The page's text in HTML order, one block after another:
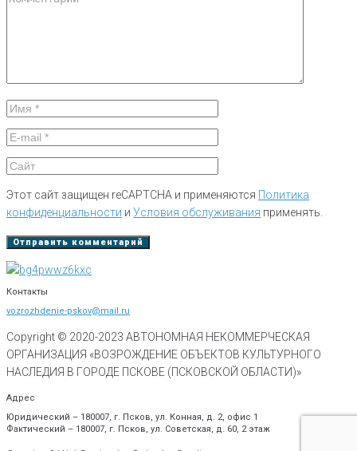
Этот сайт защищен reCAPTCHA и применяются Политика
конфиденциальности и Условия обслуживания применять.
Контакты
vozrozhdenie-pskov@mail.ru
Copyright © 2020-2023 АВТОНОМНАЯ НЕКОММЕРЧЕСКАЯ
ОРГАНИЗАЦИЯ «ВОЗРОЖДЕНИЕ ОБЪЕКТОВ КУЛЬТУРНОГО
НАСЛЕДИЯ В ГОРОДЕ ПСКОВЕ (ПСКОВСКОЙ ОБЛАСТИ)»
Адрес
Юридический – 180007, г. Псков, ул. Конная, д. 2, офис 1
Фактический – 180007, г. Псков, ул. Советская, д. 60, 2 этаж